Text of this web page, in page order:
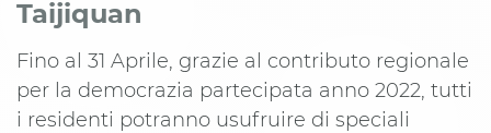
Taijiquan
Fino al 31 Aprile, grazie al contributo regionale
per la democrazia partecipata anno 2022, tutti
i residenti potranno usufruire di speciali